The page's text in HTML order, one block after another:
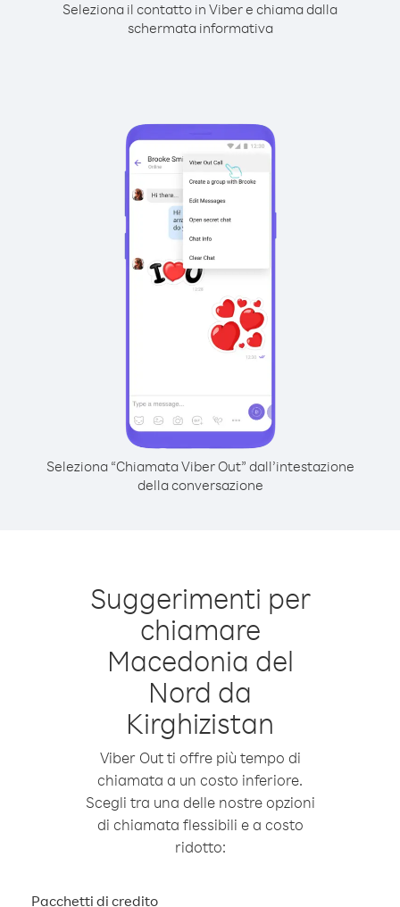
Seleziona il contatto in Viber e chiama dalla
schermata informativa
Seleziona “Chiamata Viber Out” dall’intestazione
della conversazione
Suggerimenti per
chiamare
Macedonia del
Nord da
Kirghizistan
Viber Out ti offre più tempo di
chiamata a un costo inferiore.
Scegli tra una delle nostre opzioni
di chiamata flessibili e a costo
ridotto:
Pacchetti di credito